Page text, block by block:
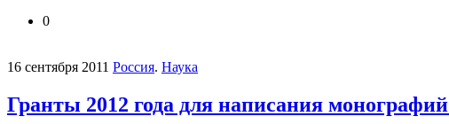
0
16 сентября 2011 Россия. Наука
Гранты 2012 года для написания